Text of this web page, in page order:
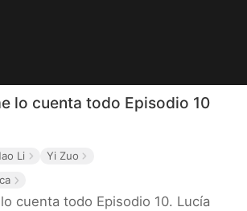
lo cuenta todo Episodio 10
Li Yi Zuo
cuenta todo Episodio 10. Lucía